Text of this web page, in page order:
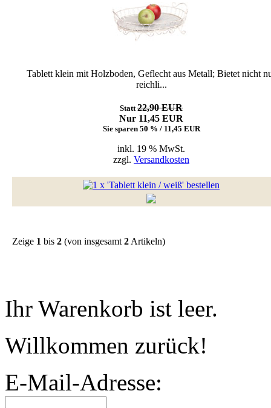
Tablett klein mit Holzboden, Geflecht aus Metall; Bietet nicht
reichli...
Statt 22,90 EUR
Nur 11,45 EUR
Sie sparen 50 % / 11,45 EUR
inkl. 19 % MwSt.
zzgl. Versandkosten
Zeige 1 bis 2 (von insgesamt 2 Artikeln)
Ihr Warenkorb ist leer.
Willkommen zurück!
E-Mail-Adresse: